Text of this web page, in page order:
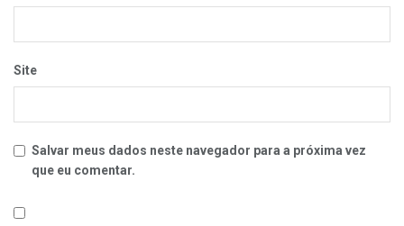
Site
Salvar meus dados neste navegador para a próxima vez
que eu comentar.